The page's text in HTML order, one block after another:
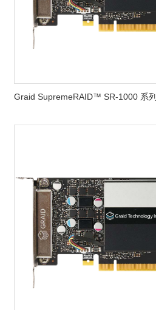
Graid SupremeRAID™ SR-1000 系列